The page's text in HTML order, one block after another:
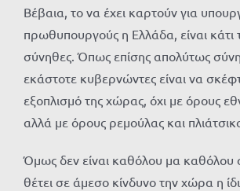
Βέβαια, το να έχει καρτούν για
πρωθυπουργούς η Ελλάδα, είναι κάτι
σύνηθες. Όπως επίσης απολύτως
εκάστοτε κυβερνώντες είναι να
εξοπλισμό της χώρας, όχι με όρους
αλλά με όρους ρεμούλας και
Όμως δεν είναι καθόλου μα καθόλου
θέτει σε άμεσο κίνδυνο την χώρα η